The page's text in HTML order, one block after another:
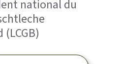
national du